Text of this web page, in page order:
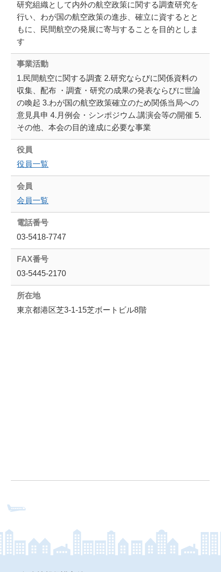
研究組織として内外の航空政策に関する調査研究を
行い、わが国の航空政策の進歩、確立に資するとと
もに、民間航空の発展に寄与することを目的としま
す
事業活動
1.民間航空に関する調査 2.研究ならびに関係資料の
収集、配布 ・調査・研究の成果の発表ならびに世論
の喚起 3.わが国の航空政策確立のため関係当局への
意見具申 4.月例会・シンポジウム.講演会等の開催 5.
その他、本会の目的達成に必要な事業
役員
役員一覧
会員
会員一覧
電話番号
03-5418-7747
FAX番号
03-5445-2170
所在地
東京都港区芝3-1-15芝ボートビル8階